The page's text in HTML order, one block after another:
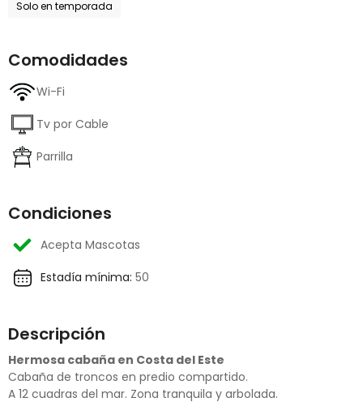
Solo en temporada
Comodidades
Wi-Fi
Tv por Cable
Parrilla
Condiciones
Acepta Mascotas
Estadía mínima: 50
Descripción
Hermosa cabaña en Costa del Este
Cabaña de troncos en predio compartido.
A 12 cuadras del mar. Zona tranquila y arbolada.